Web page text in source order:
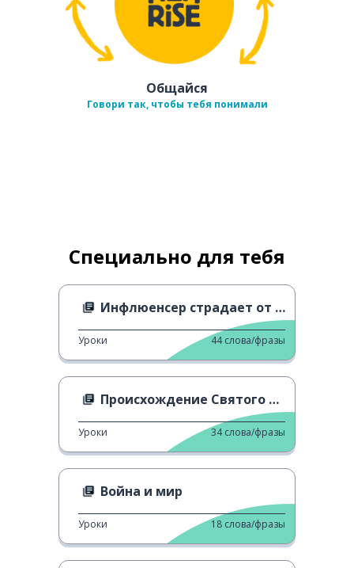
Общайся
Говори так, чтобы тебя понимали
Специально для тебя
Инфлюенсер страдает от фатфобных комментариев
Уроки 44 слова/фразы
Происхождение Святого Патрика
Уроки 34 слова/фразы
Война и мир
Уроки 18 слова/фразы